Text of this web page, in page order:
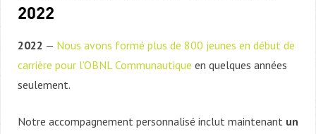
2022
2022 — Nous avons formé plus de 800 jeunes en début de
carrière pour l’OBNL Communautique en quelques années
seulement.
Notre accompagnement personnalisé inclut maintenant un